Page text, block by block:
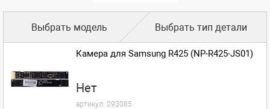
Выбрать модель Выбрать тип детали
Камера для Samsung R425 (NP-R425-JS01)
Нет
артикул: 093085